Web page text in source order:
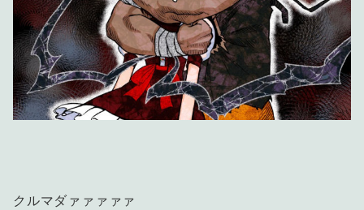
クルマダァァァァァ